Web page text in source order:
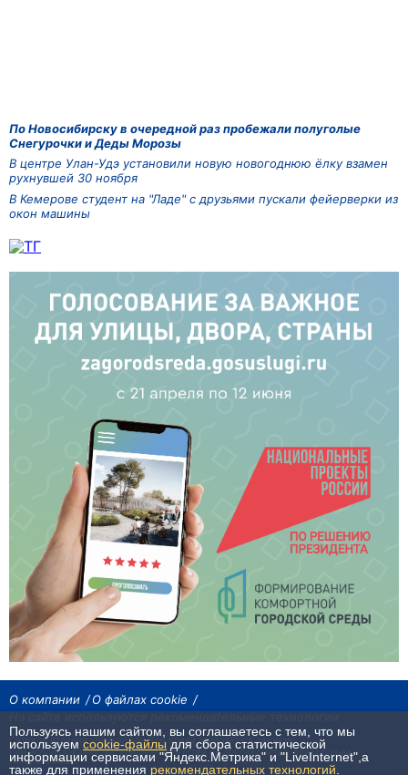
По Новосибирску в очередной раз пробежали полуголые
Снегурочки и Деды Морозы
В центре Улан-Удэ установили новую новогоднюю ёлку взамен
рухнувшей 30 ноября
В Кемерове студент на "Ладе" с друзьями пускали фейерверки из
окон машины
О компании
О файлах cookie
Сетевое издание «Байкал24». Все права охраняются законом.
При использовании материалов агентства на других сайтах, обязательна
гиперссылка.
Пользуясь нашим сайтом, вы соглашаетесь с тем, что мы
используем cookie-файлы для сбора статистической
информации сервисами "Яндекс.Метрика" и "LiveInternet",а
также для применения рекомендательных технологий